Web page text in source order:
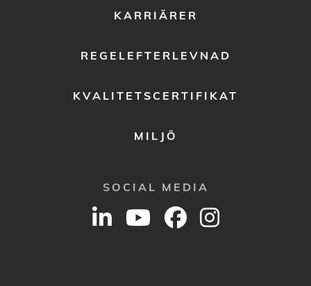
KARRIÄRER
REGELEFTERLEVNAD
KVALITETSCERTIFIKAT
MILJÖ
SOCIAL MEDIA